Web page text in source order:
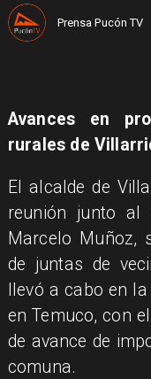
Prensa Pucón TV
Avances en
rurales de
El alcalde de
reunión junto al
Marcelo Muñoz,
de juntas de
llevó a cabo en
en Temuco, con
de avance de
comuna.